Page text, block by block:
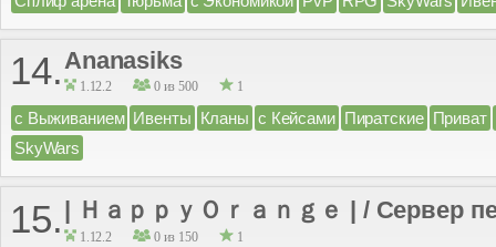
14.Ananasiks
1.12.2 0 из 500 1
с Выживанием Ивенты Кланы с Кейсами Пиратские Приват
SkyWars
15. | ＨａｐｐｙＯｒａｎｇｅ | / Сервер
1.12.2 0 из 150 1